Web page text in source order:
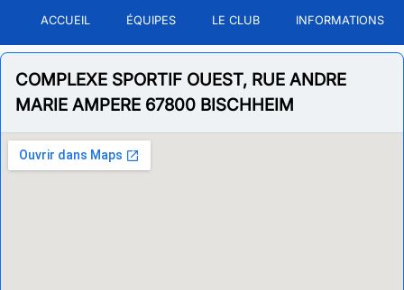
ACCUEIL ÉQUIPES LE CLUB INFORMATIONS
COMPLEXE SPORTIF OUEST, RUE ANDRE
MARIE AMPERE 67800 BISCHHEIM